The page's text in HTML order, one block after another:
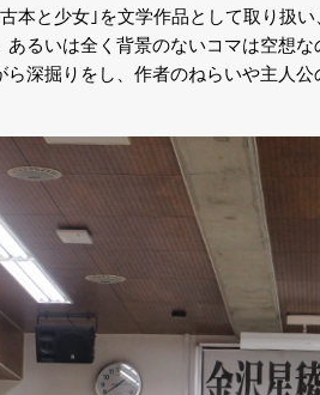
本と少女｣を文学作品として取り扱
るいは全く背景のないコマは空想
ら深掘りをし、作者のねらいや主人